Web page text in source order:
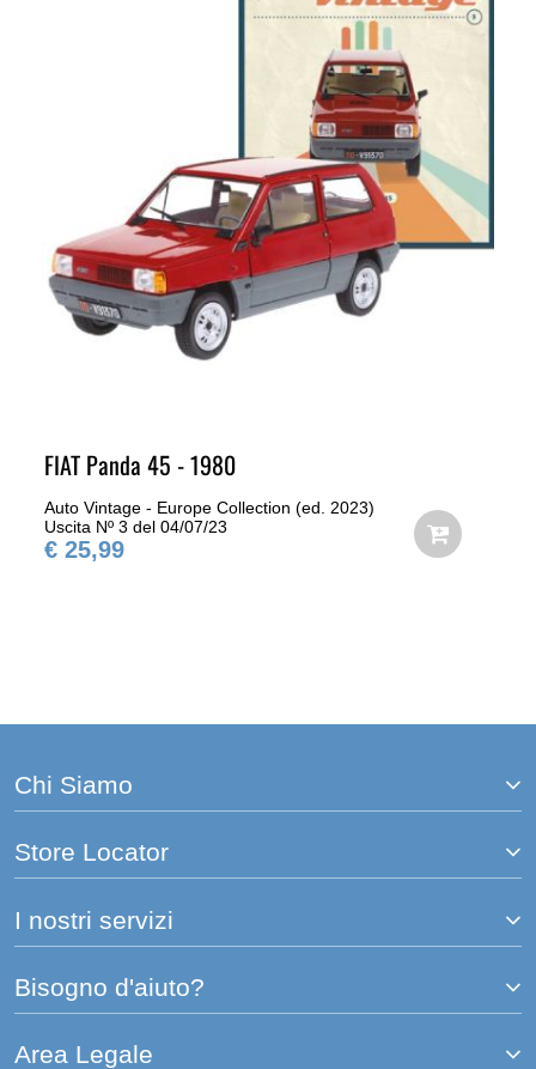
FIAT Panda 45 - 1980
Auto Vintage - Europe Collection (ed. 2023)
Uscita Nº 3 del 04/07/23
€ 25,99
Chi Siamo
Store Locator
I nostri servizi
Bisogno d'aiuto?
Area Legale